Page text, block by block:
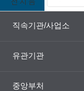
직속기관/사업소
유관기관
중앙부처